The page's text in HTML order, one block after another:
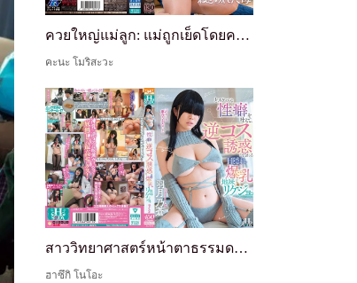
ควยใหญ่แม่ลูก: แม่ถูกเย็ดโดยควยแข็ง โค้ง หลุดหนังของลูกชาย - คานะ โมริซาวะ
คะนะ โมริสะวะ
สาววิทยาศาสตร์หน้าตาธรรมดา มีหน้าม้าปิดตาและหน้าอกมหึมา ผู้ซ่อนความชอบทางเพศที่ผิดปกติสุดขีดและล่อลวงคุณด้วยการคอสเพลย์ย้อนกลับ
ฮาซึกิ โนโอะ